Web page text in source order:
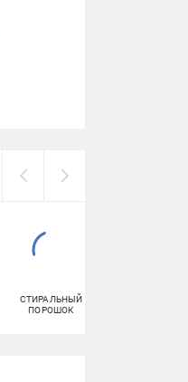
СТИРАЛЬНЫЙ
ПОРОШОК